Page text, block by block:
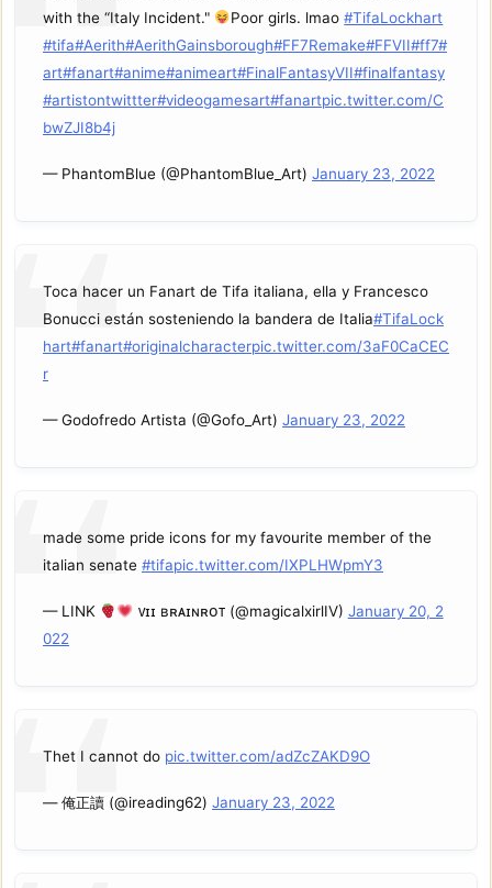
with the “Italy Incident."
Poor girls. lmao#TifaLockhart
#tifa#Aerith#AerithGainsborough#FF7Remake#FFVII#ff7#
art#fanart#anime#animeart#FinalFantasyVII#finalfantasy
#artistontwittter#videogamesart#fanartpic.twitter.com/C
bwZJI8b4j
— PhantomBlue (@PhantomBlue_Art) January 23, 2022
Toca hacer un Fanart de Tifa italiana, ella y Francesco
Bonucci están sosteniendo la bandera de Italia#TifaLock
hart#fanart#originalcharacterpic.twitter.com/3aF0CaCEC
r
— Godofredo Artista (@Gofo_Art) January 23, 2022
made some pride icons for my favourite member of the
italian senate #tifapic.twitter.com/IXPLHWpmY3
— LINK ᴠɪɪ ʙʀᴀɪɴʀᴏᴛ (@magicalxirlIV) January 20, 2
022
Thet I cannot do pic.twitter.com/adZcZAKD9O
— 俺正讀 (@ireading62) January 23, 2022